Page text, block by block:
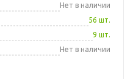
Нет в наличии
56 шт.
9 шт.
Нет в наличии